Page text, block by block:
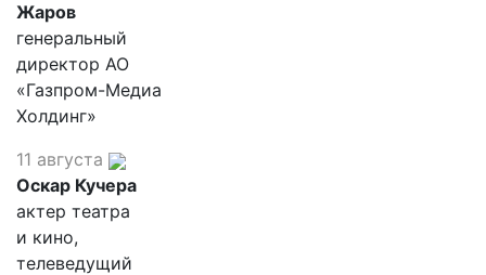
Жаров
генеральный
директор АО
«Газпром-Медиа
Холдинг»
11 августа
Оскар Кучера
актер театра
и кино,
телеведущий